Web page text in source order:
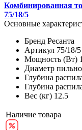
Комбинированная
75/18/5
Основные
Бренд Ресанта
Артикул 75/18/5
Мощность (Вт)
Диаметр
Глубина
Глубина
Вес (кг) 12.5
Наличие товара